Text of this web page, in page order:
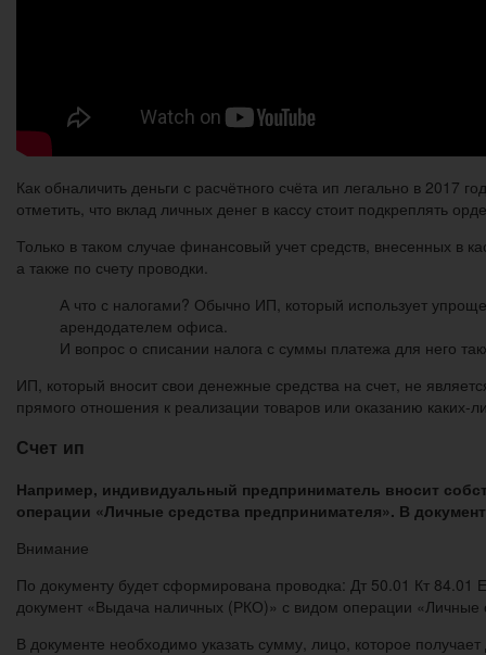
Как обналичить деньги с расчётного счёта ип легально в
отметить, что вклад личных денег в кассу стоит подкреплять
Только в таком случае финансовый учет средств, внесенных в
а также по счету проводки.
А что с налогами? Обычно ИП, который использует
арендодателем офиса.
И вопрос о списании налога с суммы платежа для него
ИП, который вносит свои денежные средства на счет, не
прямого отношения к реализации товаров или оказанию каких-
Счет ип
Например, индивидуальный предприниматель вносит
операции «Личные средства предпринимателя». В
Внимание
По документу будет сформирована проводка: Дт 50.01 Кт 84.01
документ «Выдача наличных (РКО)» с видом операции «Личные
В документе необходимо указать сумму, лицо, которое